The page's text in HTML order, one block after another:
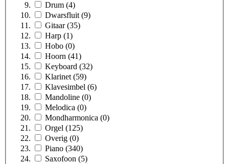
Drum (4)
Dwarsfluit (9)
Gitaar (35)
Harp (1)
Hobo (0)
Hoorn (41)
Keyboard (32)
Klarinet (59)
Klavesimbel (6)
Mandoline (0)
Melodica (0)
Mondharmonica (0)
Orgel (125)
Overig (0)
Piano (340)
Saxofoon (5)